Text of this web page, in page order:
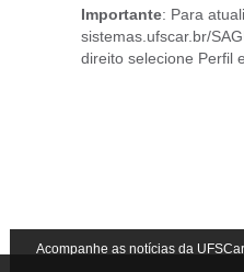
Importante: Para
sistemas.ufscar.br/
direito selecione Perfil
Acompanhe as notícias da